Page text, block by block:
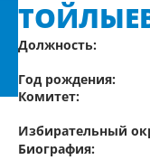
Должность:
Год рождения:
Комитет:
Избирательный
Биография: